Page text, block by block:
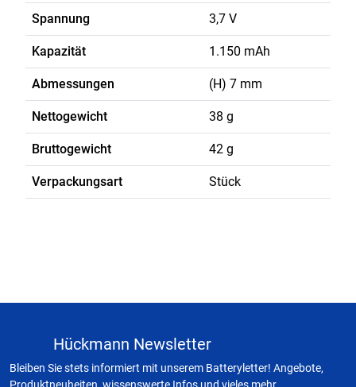
Spannung 3,7 V
Kapazität 1.150 mAh
Abmessungen (H) 7 mm
Nettogewicht 38 g
Bruttogewicht 42 g
Verpackungsart Stück
Hückmann Newsletter
Bleiben Sie stets informiert mit unserem Batteryletter! Angebote,